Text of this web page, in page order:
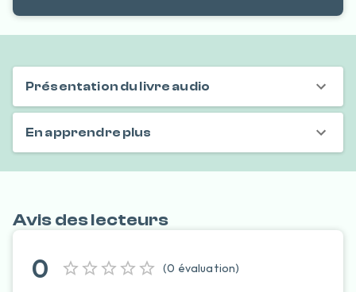
Présentation du livre audio
En apprendre plus
Avis des lecteurs
0 (0 évaluation)